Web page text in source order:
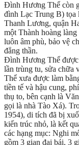
Đình Hương Thể còn
đình Lạc Trung B)
Thanh Lương, quận
một Thành hoàng
luôn âm phù, bảo vệ
đẳng thần.
Đình Hương Thể được
lần trùng tu, sửa chữa
Thể xưa được làm
tiền tế và hậu cung,
thụ to, bên cạnh là
gọi là nhà Tào Xá).
1954), di tích đã bị
kiến trúc nhỏ, là kết
các hạng mục: Nghi
gồm 3 gian đại bái, 3